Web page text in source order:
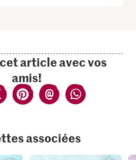
article avec vos
amis!
associées